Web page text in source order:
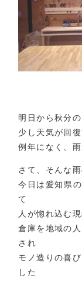
明日から秋分
少し天気が回
例年になく、
さて、そんな
今日は愛知県
て
人が惚れ込む
倉庫を地域の
され
モノ造りの喜
した